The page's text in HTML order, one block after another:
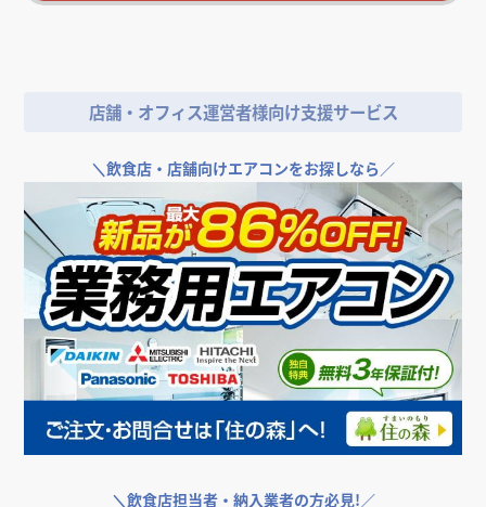
店舗・オフィス運営者様向け支援サービス
＼飲食店・店舗向けエアコンをお探しなら／
＼飲食店担当者・納入業者の方必見!／